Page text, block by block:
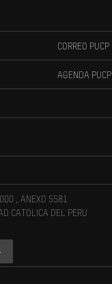
CORREO PUCP
AGENDA PUCP
, ANEXO 5581
CATOLICA DEL PERU